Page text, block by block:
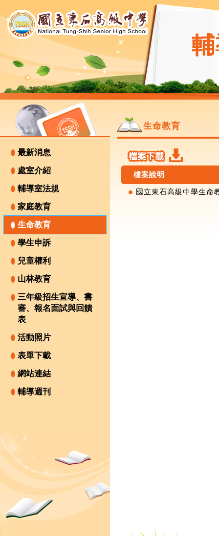
最新消息
處室介紹
輔導室法規
家庭教育
生命教育
學生申訴
兒童權利
山林教育
三年級招生宣導、書
審、報名面試與回饋
表
活動照片
表單下載
網站連結
輔導週刊
生命教育
檔案說明
國立東石高級中學生命